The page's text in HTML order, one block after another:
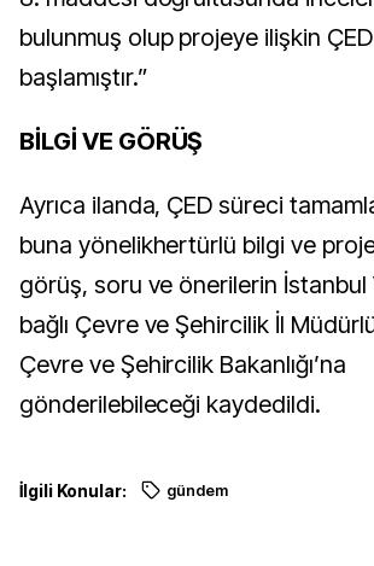
bulunmuş olup projeye ilişkin
başlamıştır.”
BİLGİ VE GÖRÜŞ
Ayrıca ilanda, ÇED süreci
buna yönelikhertürlü bilgi ve
görüş, soru ve önerilerin İstanbul
bağlı Çevre ve Şehircilik İl
Çevre ve Şehircilik Bakanlığı’na
gönderilebileceği kaydedildi.
İlgili Konular: gündem